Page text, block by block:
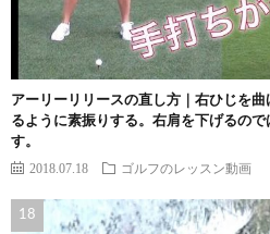
アーリーリリースの直し方｜右ひじを
るように素振りする。右肩を下げるの
す。
2018.07.18 ゴルフのレッスン動画